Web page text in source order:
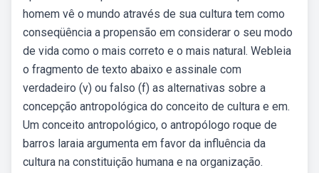
homem vê o mundo através de sua cultura tem como
conseqüência a propensão em considerar o seu modo
de vida como o mais correto e o mais natural. Webleia
o fragmento de texto abaixo e assinale com
verdadeiro (v) ou falso (f) as alternativas sobre a
concepção antropológica do conceito de cultura e em.
Um conceito antropológico, o antropólogo roque de
barros laraia argumenta em favor da influência da
cultura na constituição humana e na organização.